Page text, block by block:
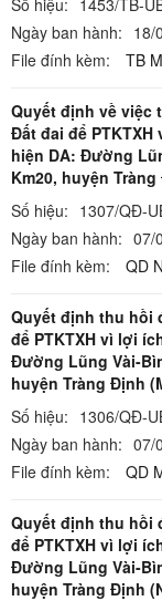
Ngày ban hành: 18/
File đính kèm:
TB
Quyết định về việc
Đất đai để
hiện DA: Đường
Km20, huyện
Số hiệu: 1307/QĐ-
Ngày ban hành: 07/
File đính kèm:
QD
Quyết định thu hồi
để PTKTXH vì lợi
Đường Lũng Vài-
huyện Tràng Định
Số hiệu: 1306/QĐ-
Ngày ban hành: 07/
File đính kèm:
QD
Quyết định thu hồi
để PTKTXH vì lợi
Đường Lũng Vài-
huyện Tràng Định